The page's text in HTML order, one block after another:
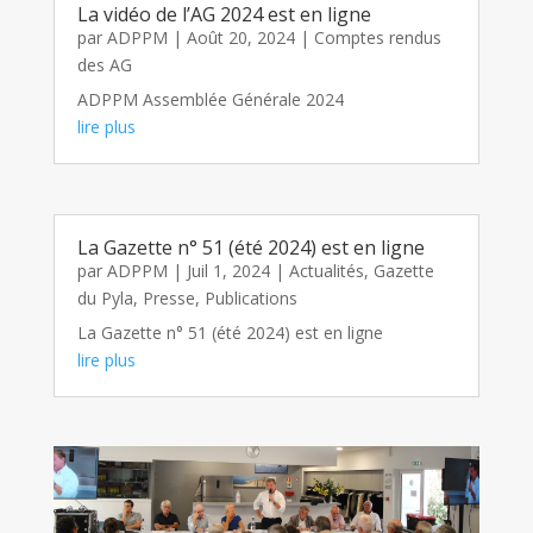
La vidéo de l’AG 2024 est en ligne
par ADPPM | Août 20, 2024| Comptes rendus
des AG
ADPPM Assemblée Générale 2024
lire plus
La Gazette n° 51 (été 2024) est en ligne
par ADPPM | Juil 1, 2024| Actualités, Gazette
du Pyla, Presse, Publications
La Gazette n° 51 (été 2024) est en ligne
lire plus